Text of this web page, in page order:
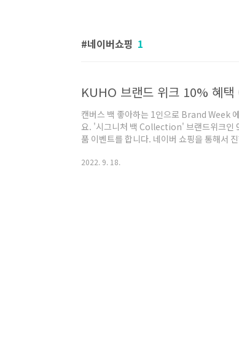
네이버쇼핑 1
KUHO 브랜드 위크 10% 혜
캔버스 백 좋아하는 1인으로 Brand Week
요. '시그니처 백 Collection' 브랜드위크인
품 이벤트를 합니다. 네이버 쇼핑을 통해서
적인 실루엣으로 시대적 감성을 담아 제안
2022. 9. 18.